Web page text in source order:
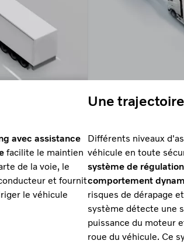
avec assistance
facilite le maintien
de la voie, le
et fournit
le véhicule
Une
Différents niveaux
véhicule en toute
système de
comportement
risques de dérapage
système détecte une
puissance du moteur
roue du véhicule. Ce